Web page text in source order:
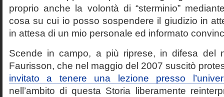
proprio anche la volontà di “sterminio”
cosa su cui io posso sospendere il giudizio in
in attesa di un mio personale ed informato
Scende in campo, a più riprese, in difesa del
Faurisson, che nel maggio del 2007 suscitò
invitato a tenere una lezione presso
nell’ambito di questa Storia liberamente